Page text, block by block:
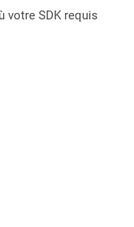
votre SDK requis